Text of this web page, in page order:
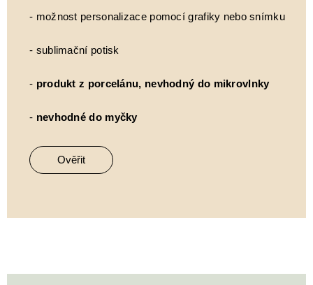
- možnost personalizace pomocí grafiky nebo snímku
- sublimační potisk
- produkt z porcelánu, nevhodný do mikrovlnky
- nevhodné do myčky
Ověřit